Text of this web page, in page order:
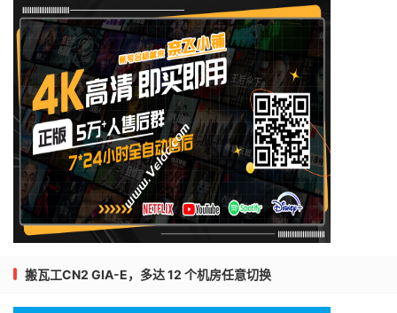
搬瓦工CN2 GIA-E，多达 12 个机房任意切换